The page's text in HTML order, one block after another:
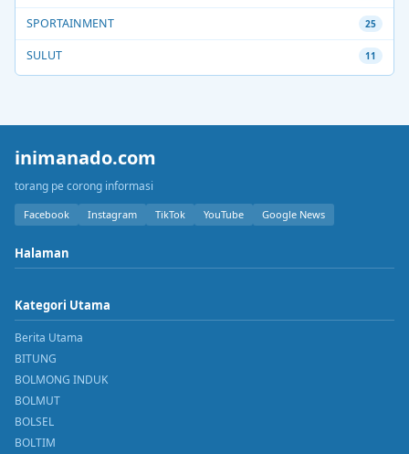
SPORTAINMENT 25
SULUT 11
inimanado.com
torang pe corong informasi
Facebook Instagram TikTok YouTube Google News
Halaman
Kategori Utama
Berita Utama
BITUNG
BOLMONG INDUK
BOLMUT
BOLSEL
BOLTIM